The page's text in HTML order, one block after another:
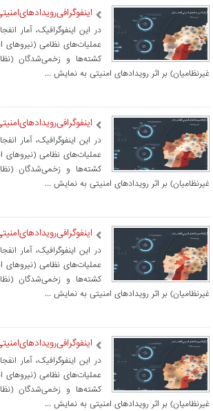
در این اینفوگرافیک، آمار
عملیات‌های نظامی (نیروهای
کشته‌ها و زخمی‌شدگان
غیرنظامیان) بر اثر رویدادهای امنیتی به نمایش ...
در این اینفوگرافیک، آمار
عملیات‌های نظامی (نیروهای
کشته‌ها و زخمی‌شدگان
غیرنظامیان) بر اثر رویدادهای امنیتی به نمایش ...
در این اینفوگرافیک، آمار
عملیات‌های نظامی (نیروهای
کشته‌ها و زخمی‌شدگان
غیرنظامیان) بر اثر رویدادهای امنیتی به نمایش ...
در این اینفوگرافیک، آمار
عملیات‌های نظامی (نیروهای
کشته‌ها و زخمی‌شدگان
غیرنظامیان) بر اثر رویدادهای امنیتی به نمایش ...